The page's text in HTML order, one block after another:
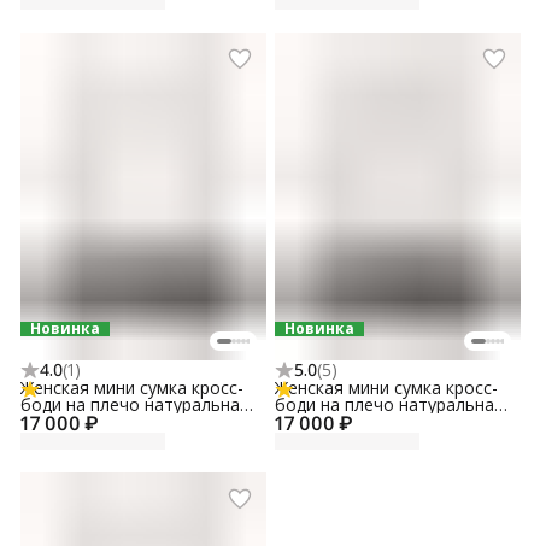
Новинка
4.0(1)
17 000 ₽
Женская мини сумка кросс-
боди на плечо натуральная
кожа
Новинка
5.0(5)
17 000 ₽
Женская мини сумка кросс-
боди на плечо натуральная
кожа